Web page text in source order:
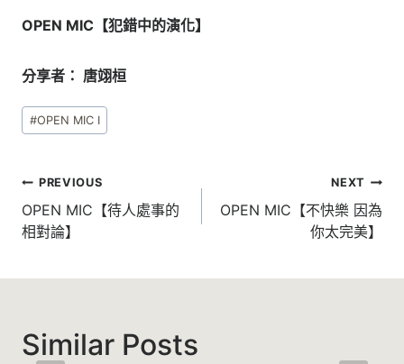
OPEN MIC【犯錯中的演化】
分享者： 唐翊桓
Post
Tags:
#OPEN MIC I
文
章
導
覽
PREVIOUS
OPEN MIC【待人處事的
相對論】
NEXT
OPEN MIC【不快樂 因為
你太完美】
Similar Posts